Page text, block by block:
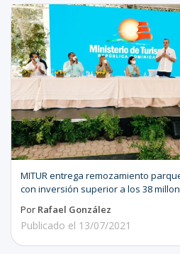
MITUR entrega remozamiento
con inversión superior a los 38
Por Rafael González
Publicado el 13/07/2021